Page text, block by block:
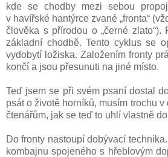
kde se chodby mezi sebou
v havířské hantýrce zvané „fronta“
člověka s přírodou o „černé zlato“).
základní chodbě. Tento cyklus se
vydobytí ložiska. Založením fronty
končí a jsou přesunuti na jiné místo.
Teď jsem se při svém psaní dostal
psát o životě horníků, musím trochu
čtenářům, jak se teď to uhlí vlastně
Do fronty nastoupí dobývací
kombajnu spojeného s hřeblovým